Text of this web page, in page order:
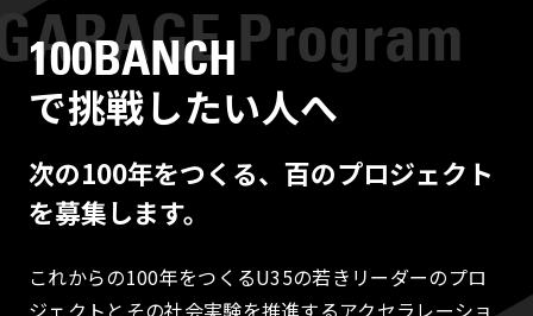
100BANCH
で挑戦したい人へ
次の100年をつくる、百のプロジェクト
を募集します。
これからの100年をつくるU35の若きリーダーのプロ
ジェクトとその社会実験を推進するアクセラレーショ